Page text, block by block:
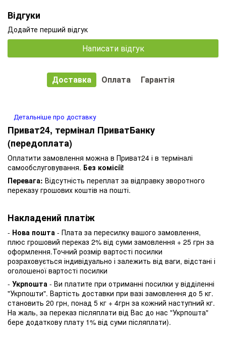
Відгуки
Додайте перший відгук
Написати відгук
Доставка Оплата Гарантія
Детальніше про доставку
Приват24, термінал ПриватБанку
(передоплата)
Оплатити замовлення можна в Приват24 і в терміналі
самообслуговування. Без комісії!
Перевага: Відсутність переплат за відправку зворотного
переказу грошових коштів на пошті.
Накладений платіж
- Нова пошта - Плата за пересилку вашого замовлення,
плюс грошовий переказ 2% від суми замовлення + 25 грн за
оформлення.Точний розмір вартості посилки
розраховується індивідуально і залежить від ваги, відстані і
оголошеної вартості посилки
- Укрпошта - Ви платите при отриманні посилки у відділенні
"Укрпошти". Вартість доставки при вазі замовлення до 5 кг.
становить 20 грн, понад 5 кг + 4грн за кожний наступний кг.
На жаль, за переказ післяплати від Вас до нас "Укрпошта"
бере додаткову плату 1% від суми післяплати).